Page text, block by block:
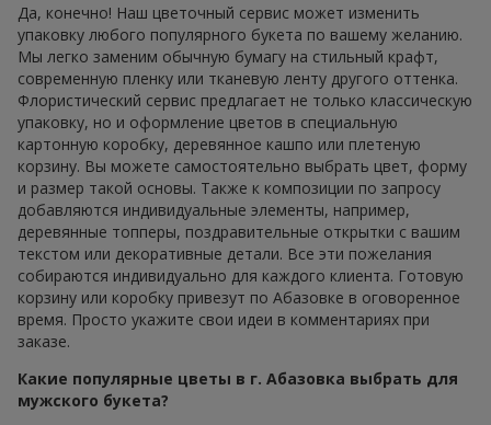
Да, конечно! Наш цветочный сервис может изменить
упаковку любого популярного букета по вашему желанию.
Мы легко заменим обычную бумагу на стильный крафт,
современную пленку или тканевую ленту другого оттенка.
Флористический сервис предлагает не только классическую
упаковку, но и оформление цветов в специальную
картонную коробку, деревянное кашпо или плетеную
корзину. Вы можете самостоятельно выбрать цвет, форму
и размер такой основы. Также к композиции по запросу
добавляются индивидуальные элементы, например,
деревянные топперы, поздравительные открытки с вашим
текстом или декоративные детали. Все эти пожелания
собираются индивидуально для каждого клиента. Готовую
корзину или коробку привезут по Абазовке в оговоренное
время. Просто укажите свои идеи в комментариях при
заказе.
Какие популярные цветы в г. Абазовка выбрать для
мужского букета?